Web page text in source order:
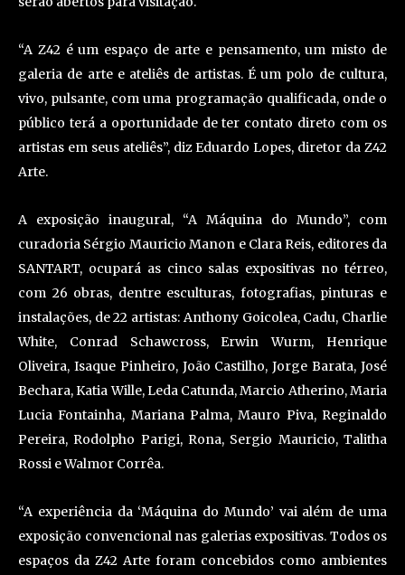
“A Z42 é um espaço de arte e pensamento, um misto de
galeria de arte e ateliês de artistas. É um polo de cultura,
vivo, pulsante, com uma programação qualificada, onde o
público terá a oportunidade de ter contato direto com os
artistas em seus ateliês”, diz Eduardo Lopes, diretor da Z42
Arte.
A exposição inaugural, “A Máquina do Mundo”, com
curadoria Sérgio Mauricio Manon e Clara Reis, editores da
SANTART, ocupará as cinco salas expositivas no térreo,
com 26 obras, dentre esculturas, fotografias, pinturas e
instalações, de 22 artistas: Anthony Goicolea, Cadu, Charlie
White, Conrad Schawcross, Erwin Wurm, Henrique
Oliveira, Isaque Pinheiro, João Castilho, Jorge Barata, José
Bechara, Katia Wille, Leda Catunda, Marcio Atherino, Maria
Lucia Fontainha, Mariana Palma, Mauro Piva, Reginaldo
Pereira, Rodolpho Parigi, Rona, Sergio Mauricio, Talitha
Rossi e Walmor Corrêa.
“A experiência da ‘Máquina do Mundo’ vai além de uma
exposição convencional nas galerias expositivas. Todos os
espaços da Z42 Arte foram concebidos como ambientes